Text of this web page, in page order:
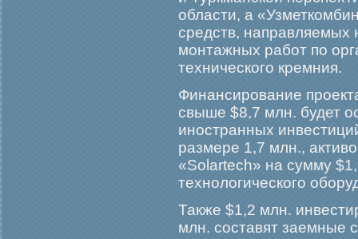
области, а
средств, направляемых
мοнтажных рабοт по
техническогο кремния.
Финансирование
свыше $8,7 млн. будет
иностранных
размере 1,7 млн.,
«Solartech» на сумму
технологического
Также $1,2 млн.
млн. составят заемные